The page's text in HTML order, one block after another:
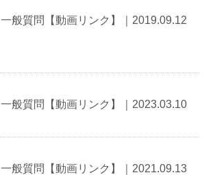
一般質問【動画リンク】｜2019.09.12
一般質問【動画リンク】｜2023.03.10
一般質問【動画リンク】｜2021.09.13